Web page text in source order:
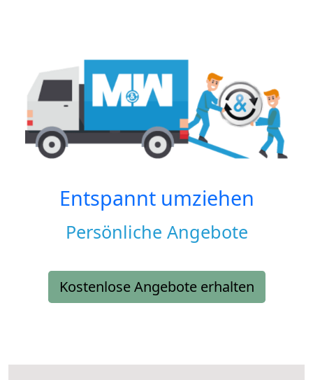
Entspannt umziehen
Persönliche Angebote
Kostenlose Angebote erhalten